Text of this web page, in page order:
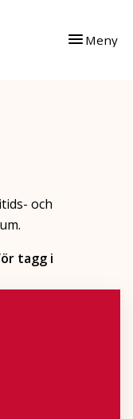
Meny
och
tagg i